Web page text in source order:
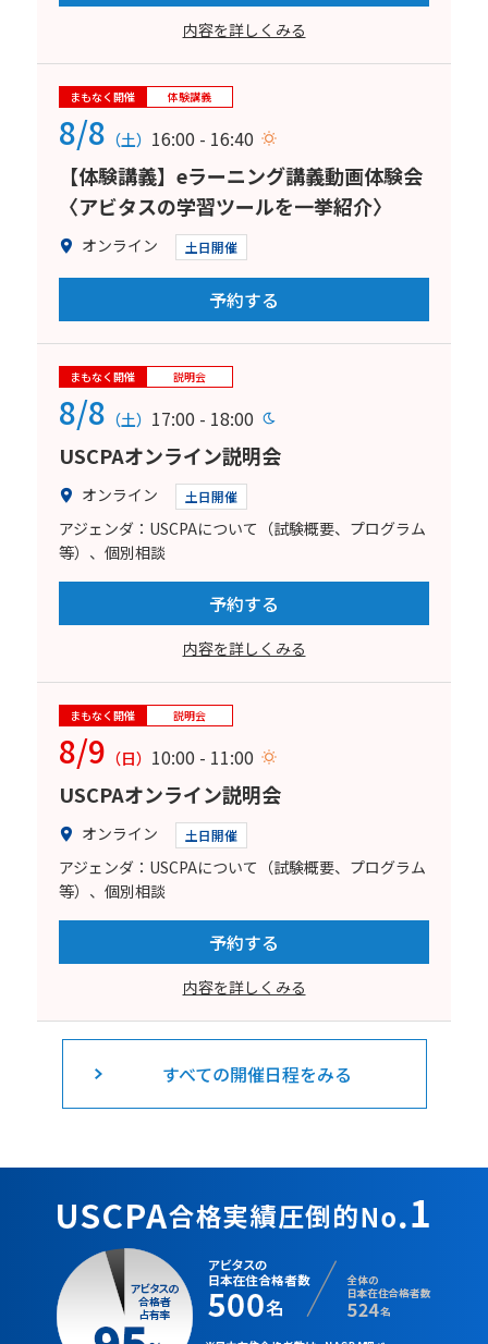
内容を詳しくみる
まもなく開催 体験講義
8/8 （土） 16:00 - 16:40
【体験講義】eラーニング講義動画体験会
〈アビタスの学習ツールを一挙紹介〉
オンライン 土日開催
予約する
まもなく開催 説明会
8/8 （土） 17:00 - 18:00
USCPAオンライン説明会
オンライン 土日開催
アジェンダ：USCPAについて（試験概要、プログラム
等）、個別相談
予約する
内容を詳しくみる
まもなく開催 説明会
8/9 （日） 10:00 - 11:00
USCPAオンライン説明会
オンライン 土日開催
アジェンダ：USCPAについて（試験概要、プログラム
等）、個別相談
予約する
内容を詳しくみる
すべての開催日程をみる